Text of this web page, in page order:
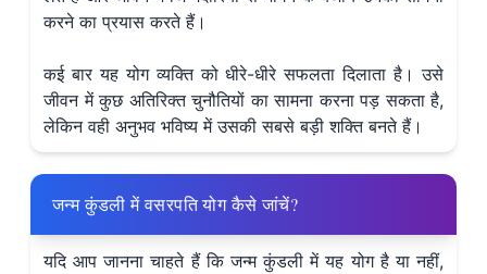
करने का प्रयास करते हैं।
कई बार यह योग व्यक्ति को धीरे-धीरे सफलता दिलाता है। उसे
जीवन में कुछ अतिरिक्त चुनौतियों का सामना करना पड़ सकता है,
लेकिन वही अनुभव भविष्य में उसकी सबसे बड़ी शक्ति बनते हैं।
जन्म कुंडली में वसरपति योग कैसे जांचें?
यदि आप जानना चाहते हैं कि जन्म कुंडली में यह योग है या नहीं,